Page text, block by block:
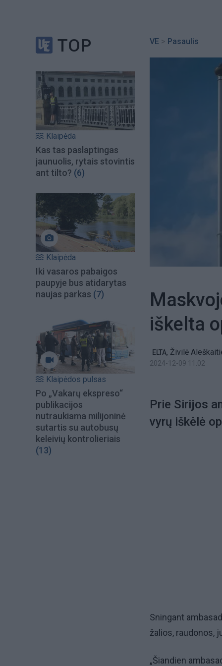
TOP
Klaipėda
Kas tas paslaptingas
jaunuolis, rytais stovintis
ant tilto? (6)
Klaipėda
Iki vasaros pabaigos
paupyje bus atidarytas
naujas parkas (7)
Klaipėdos pulsas
Po „Vakarų ekspreso“
publikacijos
nutraukiama milijoninė
sutartis su autobusų
keleivių kontrolieriais
(13)
VE > Pasaulis
iškelta
ELTA, Živilė
2024-12-09 11:02
Prie Sirijos
vyrų iškėlė
Sningant
žalios, raudonos,
„Šiandien